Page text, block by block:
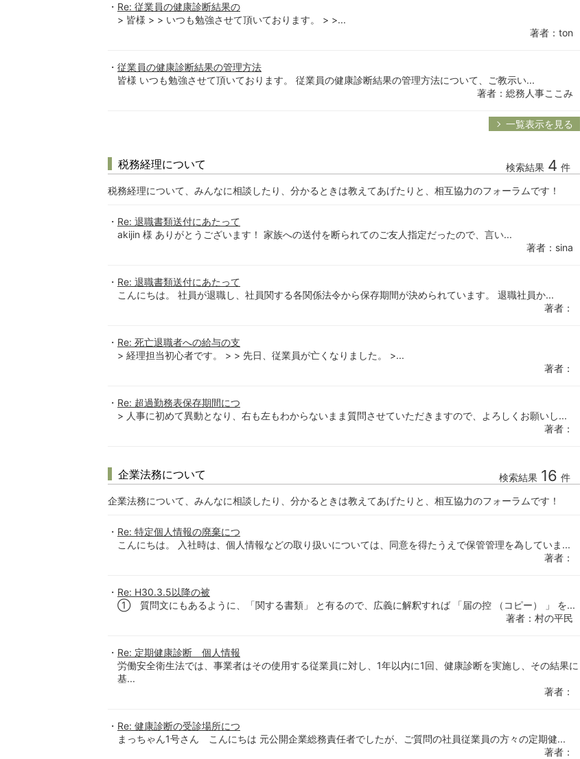
Re: 従業員の健康診断結果の
> 皆様 > > いつも勉強させて頂いております。 > >...
著者：ton
従業員の健康診断結果の管理方法
皆様 いつも勉強させて頂いております。 従業員の健康診断結果の管理方法について、ご教示い...
著者：総務人事ここみ
一覧表示を見る
税務経理について 検索結果 4 件
税務経理について、みんなに相談したり、分かるときは教えてあげたりと、相互協力のフォーラムです！
Re: 退職書類送付にあたって
akijin 様 ありがとうございます！ 家族への送付を断られてのご友人指定だったので、言い...
著者：sina
Re: 退職書類送付にあたって
こんにちは。 社員が退職し、社員関する各関係法令から保存期間が決められています。 退職社員か...
著者：
Re: 死亡退職者への給与の支
> 経理担当初心者です。 > > 先日、従業員が亡くなりました。 >...
著者：
Re: 超過勤務表保存期間につ
> 人事に初めて異動となり、右も左もわからないまま質問させていただきますので、よろしくお願いし...
著者：
企業法務について 検索結果 16 件
企業法務について、みんなに相談したり、分かるときは教えてあげたりと、相互協力のフォーラムです！
Re: 特定個人情報の廃棄につ
こんにちは。 入社時は、個人情報などの取り扱いについては、同意を得たうえで保管管理を為していま...
著者：
Re: H30.3.5以降の被
① 質問文にもあるように、「関する書類」 と有るので、広義に解釈すれば 「届の控 （コピー） 」 を...
著者：村の平民
Re: 定期健康診断 個人情報
労働安全衛生法では、事業者はその使用する従業員に対し、1年以内に1回、健康診断を実施し、その結果に
基...
著者：
Re: 健康診断の受診場所につ
まっちゃん1号さん こんにちは 元公開企業総務責任者でしたが、ご質問の社員従業員の方々の定期健...
著者：